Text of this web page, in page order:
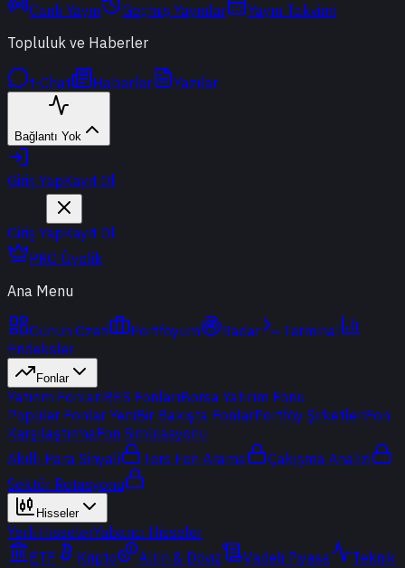
Canlı Yayın Geçmiş Yayınlar
Yayın Takvimi
Topluluk ve Haberler
t-Chat Haberler Yazılar
Bağlantı Yok
Giriş YapKayıt Ol
Giriş YapKayıt Ol
PRO Üyelik
Ana Menu
Günün Özeti Portföyüm Radar
Terminal
Endeksler
Fonlar
Yatırım FonlarıBES FonlarıBorsa Yatırım Fonu
Popüler Fonlar YeniBir Bakışta FonlarPortföy ŞirketleriFon
KarşılaştırmaFon Simülasyonu
Akıllı Para Sinyali
Ters Fon Arama
Çakışma Analizi
Sektör Rotasyonu
Hisseler
Yerli HisselerYabancı Hisseler
ETF
Kripto Altın & Döviz Vadeli Piyasa
Teknik